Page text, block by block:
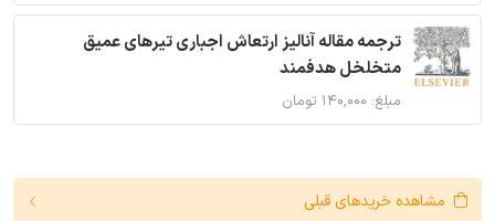
ترجمه مقاله آنالیز ارتعاش اجباری تیرهای عمیق
متخلخل هدفمند
مبلغ: ۱۴۰,۰۰۰ تومان
مشاهده خریدهای قبلی